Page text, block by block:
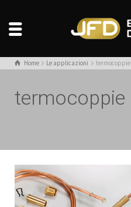
Home Le applicazioni termocoppie
termocoppie